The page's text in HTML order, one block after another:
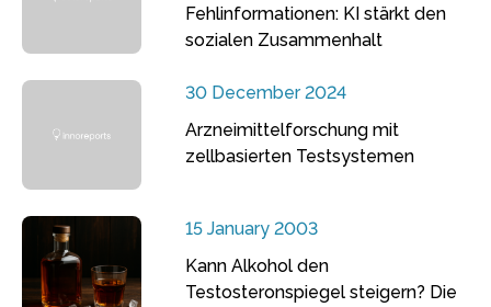
Fehlinformationen: KI stärkt den
sozialen Zusammenhalt
30 December 2024
Arzneimittelforschung mit
zellbasierten Testsystemen
15 January 2003
Kann Alkohol den
Testosteronspiegel steigern? Die